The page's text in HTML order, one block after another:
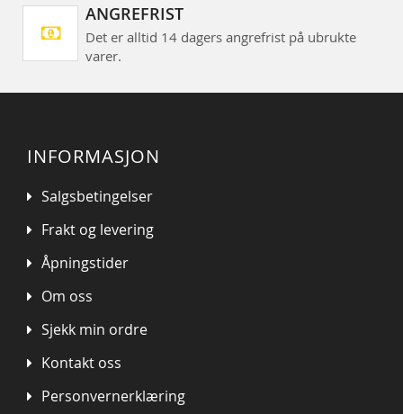
ANGREFRIST
Det er alltid 14 dagers angrefrist på ubrukte
varer.
INFORMASJON
Salgsbetingelser
Frakt og levering
Åpningstider
Om oss
Sjekk min ordre
Kontakt oss
Personvernerklæring